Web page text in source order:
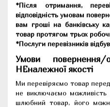
*Після отримання,
відповідність умовам
вам гроші на банківську
товар протягом трьох
*Послуги перевізників
Умови повернення/
НЕналежної якості
Ми перевіряємо товар
не виключаємо
шлюбний товар, його